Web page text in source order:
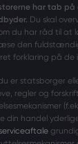
har tab på
Du skal
du har råd til at
den
forklaring på de
er statsborger
regler og
din handel